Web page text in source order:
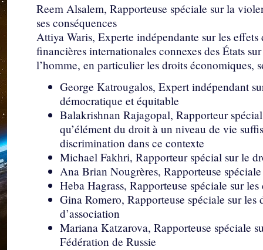
Reem Alsalem, Rapporteuse spéciale sur la
ses conséquences
Attiya Waris, Experte indépendante sur les
financières internationales connexes des États
l’homme, en particulier les droits économiques,
George Katrougalos, Expert indépendant
démocratique et équitable
Balakrishnan Rajagopal, Rapporteur
qu’élément du droit à un niveau de vie
discrimination dans ce contexte
Michael Fakhri, Rapporteur spécial sur le
Ana Brian Nougrères, Rapporteuse
Heba Hagrass, Rapporteuse spéciale sur
Gina Romero, Rapporteuse spéciale sur
d’association
Mariana Katzarova, Rapporteuse spéciale
Fédération de Russie